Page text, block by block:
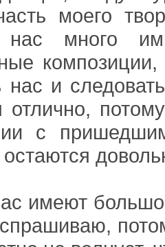
моего
много
нас и
отлично,
с
остаются
имеют